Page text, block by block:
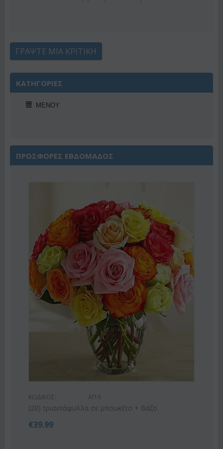
ΓΡΆΨΤΕ ΜΙΑ ΚΡΙΤΙΚΉ
ΚΑΤΗΓΟΡΙΕΣ
ΜΕΝΟΎ
ΠΡΟΣΦΟΡΕΣ ΕΒΔΟΜΑΔΟΣ
Έκπτωση 22%
Ροζ ή λευκό μπουκέτο με οριένταλ λίλιουμ
55.00 €42.99